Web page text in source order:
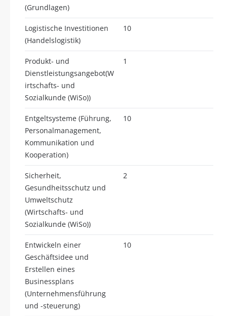
(Grundlagen)
Logistische Investitionen
(Handelslogistik)
10
Produkt- und
Dienstleistungsangebot(W
irtschafts- und
Sozialkunde (WiSo))
1
Entgeltsysteme (Führung,
Personalmanagement,
Kommunikation und
Kooperation)
10
Sicherheit,
Gesundheitsschutz und
Umweltschutz
(Wirtschafts- und
Sozialkunde (WiSo))
2
Entwickeln einer
Geschäftsidee und
Erstellen eines
Businessplans
(Unternehmensführung
und -steuerung)
10